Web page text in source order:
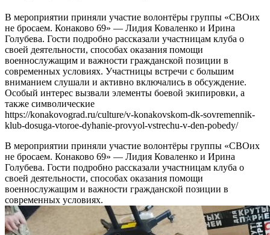
В мероприятии приняли участие волонтёры группы «СВОих
не бросаем. Конаково 69» — Лидия Коваленко и Ирина
Голубева. Гости подробно рассказали участницам клуба о
своей деятельности, способах оказания помощи
военнослужащим и важности гражданской позиции в
современных условиях. Участницы встречи с большим
вниманием слушали и активно включались в обсуждение.
Особый интерес вызвали элементы боевой экипировки, а
также символические
https://konakovograd.ru/culture/v-konakovskom-dk-sovremennik-
klub-dosuga-vtoroe-dyhanie-provyol-vstrechu-v-den-pobedy/
В мероприятии приняли участие волонтёры группы «СВОих
не бросаем. Конаково 69» — Лидия Коваленко и Ирина
Голубева. Гости подробно рассказали участницам клуба о
своей деятельности, способах оказания помощи
военнослужащим и важности гражданской позиции в
современных условиях.